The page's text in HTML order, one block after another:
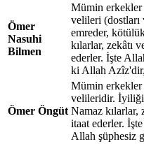
Ömer
Nasuhi
Bilmen
Mümin erkekler
velileri (dostları
emreder,
kılarlar, zekâtı
ederler. İşte
ki Allah
Ömer Öngüt
Mümin erkekler
velileridir. İyiliği
Namaz kılarlar,
itaat ederler.
Allah şüphesiz